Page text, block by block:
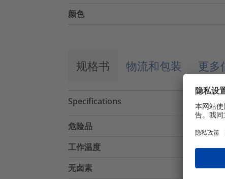
颜色
规格书 物流和包装 更多
Specifications
危险品
工作温度
无卤素